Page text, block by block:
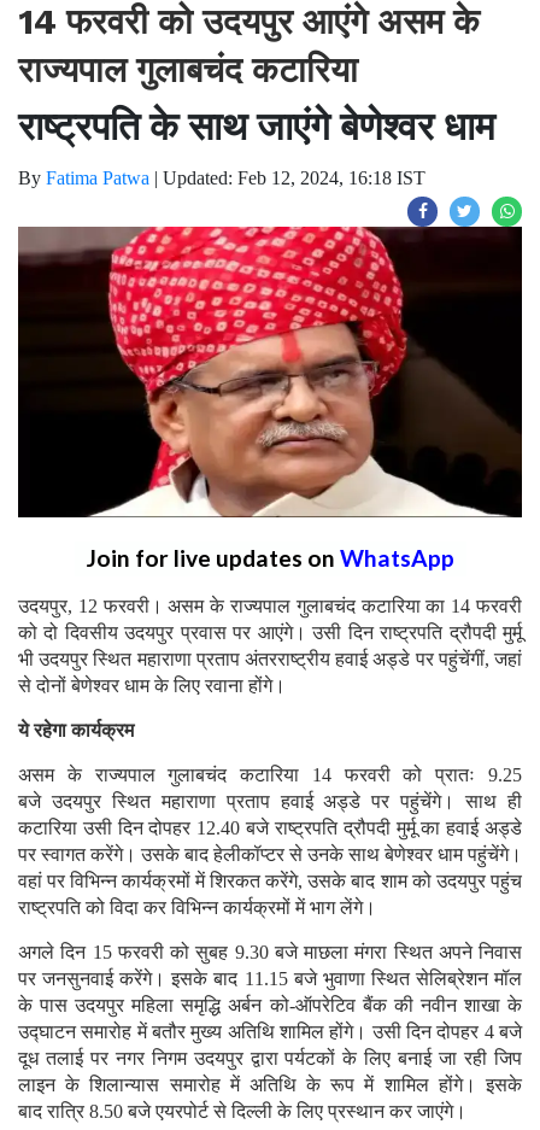
14 फरवरी को उदयपुर आएंगे असम के
राज्यपाल गुलाबचंद कटारिया
राष्ट्रपति के साथ जाएंगे बेणेश्वर धाम
By Fatima Patwa | Updated: Feb 12, 2024, 16:18 IST
Join for live updates on WhatsApp
उदयपुर, 12 फरवरी। असम के राज्यपाल गुलाबचंद कटारिया का 14 फरवरी
को दो दिवसीय उदयपुर प्रवास पर आएंगे। उसी दिन राष्ट्रपति द्रौपदी मुर्मू
भी उदयपुर स्थित महाराणा प्रताप अंतरराष्ट्रीय हवाई अड्डे पर पहुंचेंगीं, जहां
से दोनों बेणेश्वर धाम के लिए रवाना होंगे।
ये रहेगा कार्यक्रम
असम के राज्यपाल गुलाबचंद कटारिया 14 फरवरी को प्रातः 9.25
बजे उदयपुर स्थित महाराणा प्रताप हवाई अड्डे पर पहुंचेंगे। साथ ही
कटारिया उसी दिन दोपहर 12.40 बजे राष्ट्रपति द्रौपदी मुर्मू का हवाई अड्डे
पर स्वागत करेंगे। उसके बाद हेलीकॉप्टर से उनके साथ बेणेश्वर धाम पहुंचेंगे।
वहां पर विभिन्न कार्यक्रमों में शिरकत करेंगे, उसके बाद शाम को उदयपुर पहुंच
राष्ट्रपति को विदा कर विभिन्न कार्यक्रमों में भाग लेंगे।
अगले दिन 15 फरवरी को सुबह 9.30 बजे माछला मंगरा स्थित अपने निवास
पर जनसुनवाई करेंगे। इसके बाद 11.15 बजे भुवाणा स्थित सेलिब्रेशन मॉल
के पास उदयपुर महिला समृद्धि अर्बन को-ऑपरेटिव बैंक की नवीन शाखा के
उद्घाटन समारोह में बतौर मुख्य अतिथि शामिल होंगे। उसी दिन दोपहर 4 बजे
दूध तलाई पर नगर निगम उदयपुर द्वारा पर्यटकों के लिए बनाई जा रही जिप
लाइन के शिलान्यास समारोह में अतिथि के रूप में शामिल होंगे। इसके
बाद रात्रि 8.50 बजे एयरपोर्ट से दिल्ली के लिए प्रस्थान कर जाएंगे।